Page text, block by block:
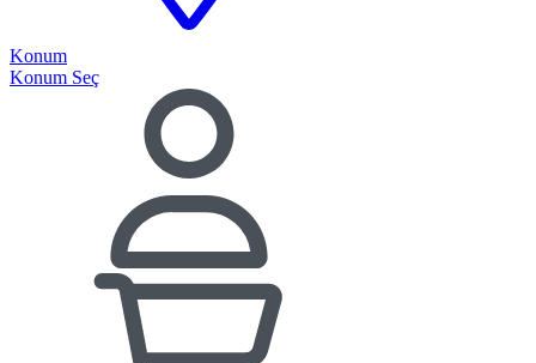
Konum
Konum Seç